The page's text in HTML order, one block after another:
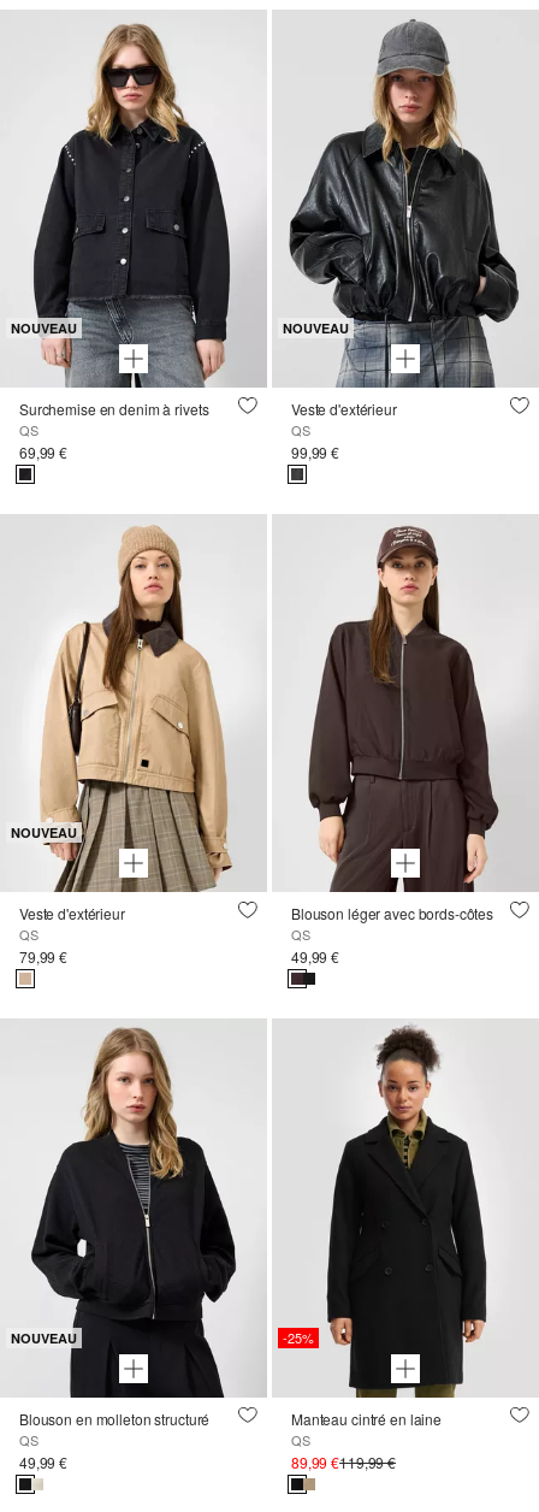
NOUVEAU
Surchemise en denim à rivets
QS
69,99 €
NOUVEAU
Veste d'extérieur
QS
99,99 €
NOUVEAU
Veste d'extérieur
QS
79,99 €
Blouson léger avec bords-côtes
QS
49,99 €
NOUVEAU
Blouson en molleton structuré
QS
49,99 €
-25%
Manteau cintré en laine
QS
89,99 €119,99 €